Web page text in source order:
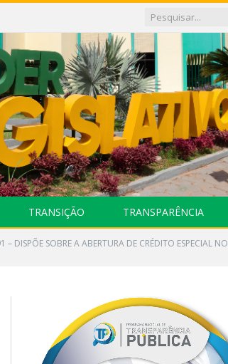
TRANSIÇÃO TRANSPARÊNCIA
– DISPÕE SOBRE A ABERTURA DE CRÉDITO ESPECIAL NO